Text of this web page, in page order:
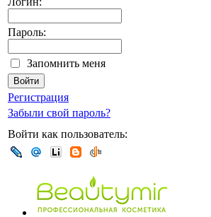
Пароль:
Запомнить меня
Регистрация
Забыли свой пароль?
Войти как пользователь: